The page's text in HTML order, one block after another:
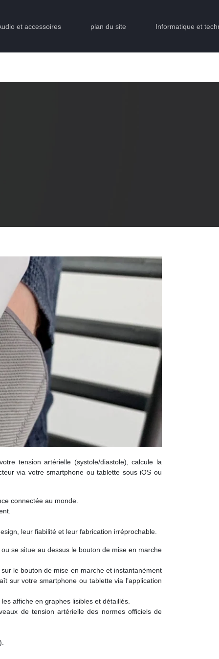
et accessoires plan du site Informatique et
tension artérielle (systole/diastole), calcule la
via votre smartphone ou tablette sous iOS ou
connectée au monde.
leur fiabilité et leur fabrication irréprochable.
se situe au dessus le bouton de mise en marche
le bouton de mise en marche et instantanément
sur votre smartphone ou tablette via l’application
affiche en graphes lisibles et détaillés.
de tension artérielle des normes officiels de